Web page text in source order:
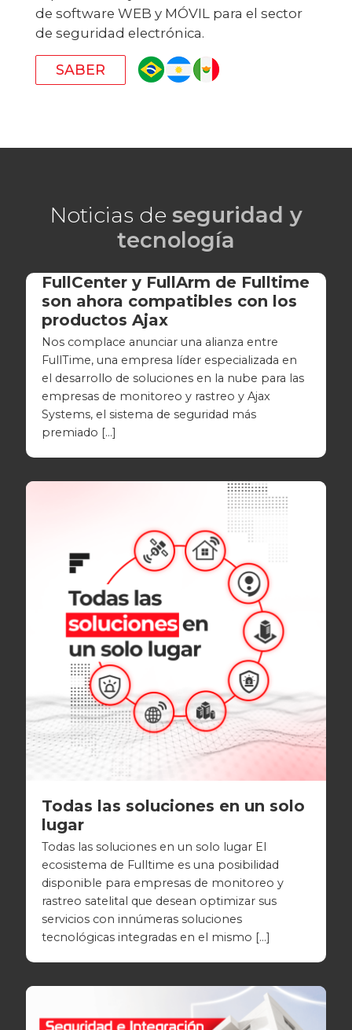
de software WEB y MÓVIL para el sector
de seguridad electrónica.
SABER
Noticias de seguridad y
tecnología
FullCenter y FullArm de Fulltime
son ahora compatibles con los
productos Ajax
Nos complace anunciar una alianza entre
FullTime, una empresa líder especializada en
el desarrollo de soluciones en la nube para las
empresas de monitoreo y rastreo y Ajax
Systems, el sistema de seguridad más
premiado […]
Todas las soluciones en un solo
lugar
Todas las soluciones en un solo lugar El
ecosistema de Fulltime es una posibilidad
disponible para empresas de monitoreo y
rastreo satelital que desean optimizar sus
servicios con innúmeras soluciones
tecnológicas integradas en el mismo […]